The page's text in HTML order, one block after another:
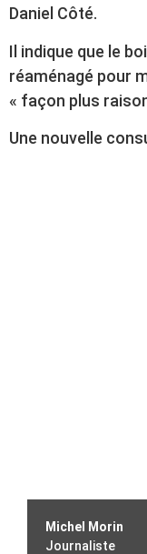
Michel Morin
Journaliste
Daniel Côté.
Il indique que le
réaménagé pour
« façon plus
Une nouvelle